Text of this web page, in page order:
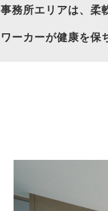
事務所エリアは、柔
ワーカーが健康を保